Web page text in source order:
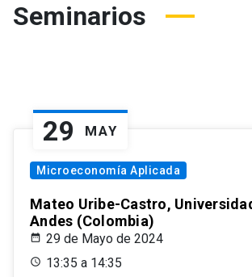
Seminarios
29 MAY
Microeconomía Aplicada
Mateo Uribe-Castro,
Andes (Colombia)
29 de Mayo de 2024
13:35 a 14:35